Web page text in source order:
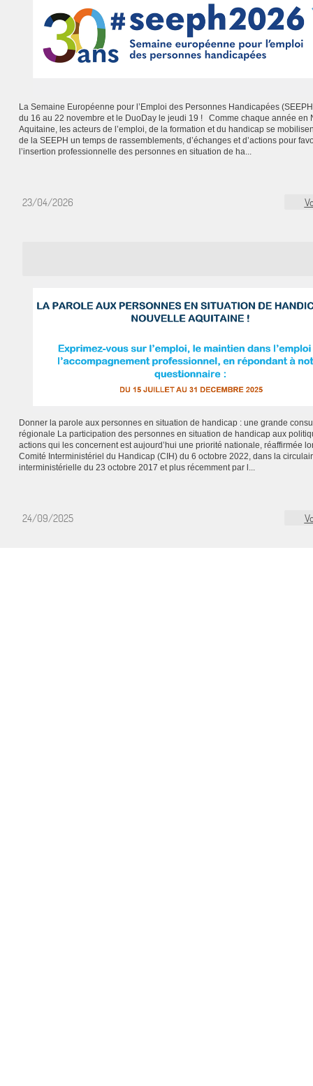
La Semaine Européenne pour l’Emploi des Personnes Handicapées
du 16 au 22 novembre et le DuoDay le jeudi 19 ! Comme chaque année en
Aquitaine, les acteurs de l’emploi, de la formation et du handicap se
de la SEEPH un temps de rassemblements, d’échanges et d’actions pour
l’insertion professionnelle des personnes en situation de ha...
23/04/2026
Donner la parole aux personnes en situation de handicap : une grande
régionale La participation des personnes en situation de handicap aux
actions qui les concernent est aujourd’hui une priorité nationale, réaffirmée
Comité Interministériel du Handicap (CIH) du 6 octobre 2022, dans la
interministérielle du 23 octobre 2017 et plus récemment par l...
24/09/2025